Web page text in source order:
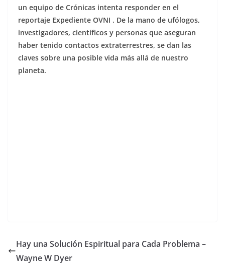
un equipo de Crónicas intenta responder en el
reportaje Expediente OVNI . De la mano de ufólogos,
investigadores, científicos y personas que aseguran
haber tenido contactos extraterrestres, se dan las
claves sobre una posible vida más allá de nuestro
planeta.
Hay una Solución Espiritual para Cada Problema –
Wayne W Dyer